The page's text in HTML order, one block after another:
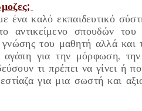
ένακαλό εκπαιδευτικό
αντικείμενο σπουδών
γνώσης του μαθητή αλλά και
για την μόρφωση,
τι πρέπει να γίνει ή
για μια σωστή και